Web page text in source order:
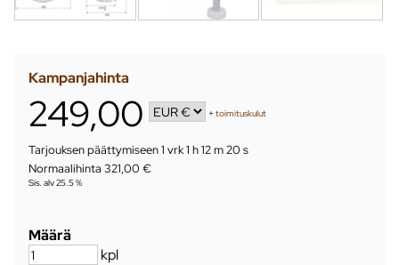
Kampanjahinta
249,00 +toimituskulut
Tarjouksen päättymiseen1 vrk 1 h 12 m 20 s
Normaalihinta 321,00 €
Sis. alv 25.5 %
Määrä
kpl